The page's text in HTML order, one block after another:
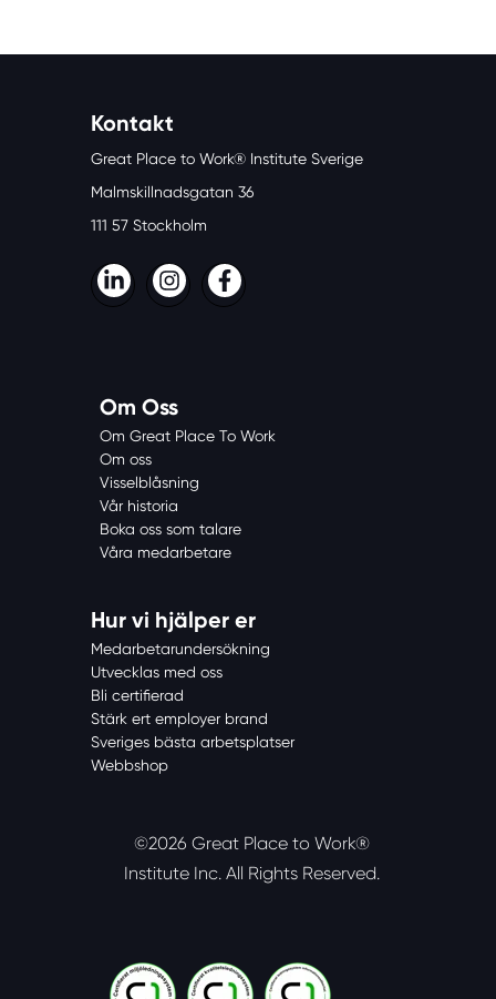
Kontakt
Great Place to Work® Institute Sverige
Malmskillnadsgatan 36
111 57 Stockholm
Om Oss
Om Great Place To Work
Om oss
Visselblåsning
Vår historia
Boka oss som talare
Våra medarbetare
Hur vi hjälper er
Medarbetarundersökning
Utvecklas med oss
Bli certifierad
Stärk ert employer brand
Sveriges bästa arbetsplatser
Webbshop
©2026 Great Place to Work®
Institute Inc. All Rights Reserved.